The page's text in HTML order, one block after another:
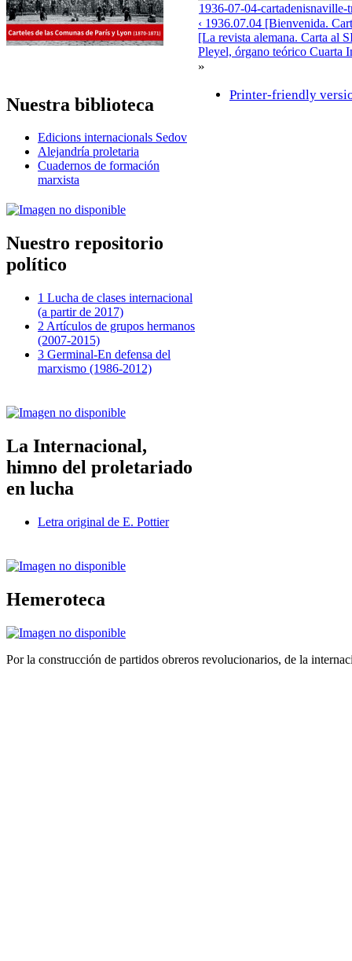
Nuestra biblioteca
Edicions internacionals Sedov
Alejandría proletaria
Cuadernos de formación
marxista
Nuestro repositorio
político
1 Lucha de clases internacional
(a partir de 2017)
2 Artículos de grupos hermanos
(2007-2015)
3 Germinal-En defensa del
marxismo (1986-2012)
La Internacional,
himno del proletariado
en lucha
Letra original de E. Pottier
Hemeroteca
1936-07-04-cartadenisnaville-
‹ 1936.07.04 [Bienvenida.
[La revista alemana. Carta al
Pleyel, órgano teórico Cuarta
»
Printer-friendly
Por la construcción de partidos obreros revolucionarios, de la